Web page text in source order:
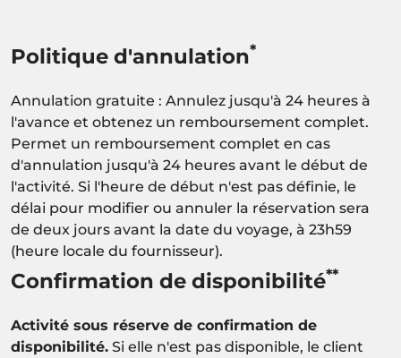
Politique d'annulation*
Annulation gratuite : Annulez jusqu'à 24 heures à
l'avance et obtenez un remboursement complet.
Permet un remboursement complet en cas
d'annulation jusqu'à 24 heures avant le début de
l'activité. Si l'heure de début n'est pas définie, le
délai pour modifier ou annuler la réservation sera
de deux jours avant la date du voyage, à 23h59
(heure locale du fournisseur).
Confirmation de disponibilité**
Activité sous réserve de confirmation de
disponibilité. Si elle n'est pas disponible, le client